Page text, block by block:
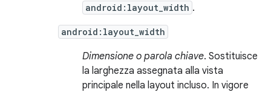
android:layout_width .
android:layout_width
Dimensione o parola chiave. Sostituisce
la larghezza assegnata alla vista
principale nella layout incluso. In vigore